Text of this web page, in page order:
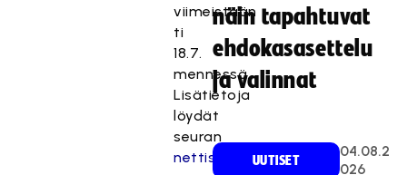
viimeistään
ti
18.7.
mennessä.
Lisätietoja
löydät
seuran
nettisivuilta.
näin tapahtuvat
ehdokasasettelu
ja valinnat
UUTISET
04.08.2
026